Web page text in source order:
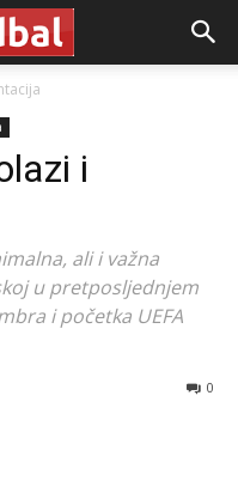
i
ali i važna
u pretposljednjem
i početka UEFA
0